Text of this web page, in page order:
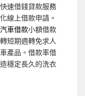
速借錢貸款服務
線上借款申請。
車借款小額借款
短期週轉免求人
產品。借款率借
穩定長久的洗衣